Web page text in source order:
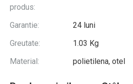
produs:
Garantie:
24 luni
Greutate:
1.03 Kg
Material:
polietilena, otel